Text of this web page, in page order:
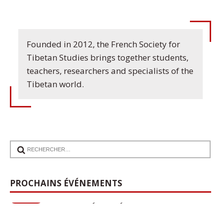
Founded in 2012, the French Society for
Tibetan Studies brings together students,
teachers, researchers and specialists of the
Tibetan world.
PROCHAINS ÉVÉNEMENTS
Sep
1920s Tibet to 21st-Century Darjeeling: A
Tibetan Family History